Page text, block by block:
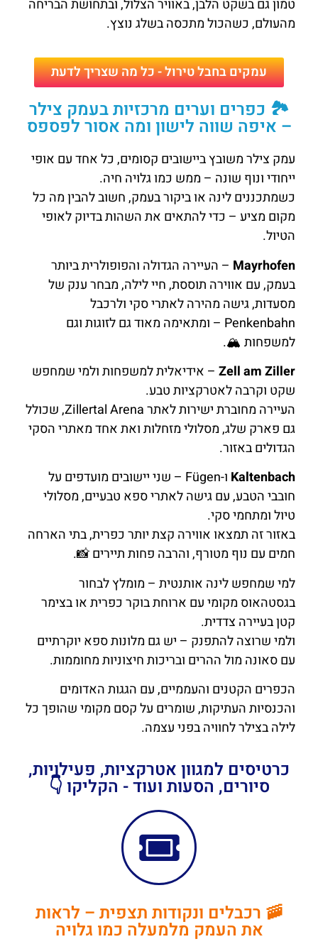
טמון גם בשקט הלבן, באוויר הצלול, ובתחושת הבריחה
מהעולם, כשהכול מתכסה בשלג נוצץ.
עמקים בחבל טירול - כל מה שצריך לדעת
🏞️ כפרים וערים מרכזיות בעמק צילר
– איפה שווה לישון ומה אסור לפספס
עמק צילר משובץ ביישובים קסומים, כל אחד עם אופי
ייחודי ונוף שונה – ממש כמו גלויה חיה.
כשמתכננים לינה או ביקור בעמק, חשוב להבין מה כל
מקום מציע – כדי להתאים את השהות בדיוק לאופי
הטיול.
Mayrhofen – העיירה הגדולה והפופולרית ביותר
בעמק, עם אווירה תוססת, חיי לילה, מבחר ענק של
מסעדות, גישה מהירה לאתרי סקי ולרכבל
Penkenbahn – ומתאימה מאוד גם לזוגות וגם
למשפחות 🏔️.
Zell am Ziller – אידיאלית למשפחות ולמי שמחפש
שקט וקרבה לאטרקציות טבע.
העיירה מחוברת ישירות לאתר Zillertal Arena, שכולל
גם פארק שלג, מסלולי מזחלות ואת אחד מאתרי הסקי
הגדולים באזור.
Kaltenbach
ו-Fügen – שני יישובים מועדפים על
חובבי הטבע, עם גישה לאתרי ספא טבעיים, מסלולי
טיול ומתחמי סקי.
באזור זה תמצאו אווירה קצת יותר כפרית, בתי הארחה
חמים עם נוף מטורף, והרבה פחות תיירים 📸.
למי שמחפש לינה אותנטית – מומלץ לבחור
בגסטהאוס מקומי עם ארוחת בוקר כפרית או בצימר
קטן בעיירה צדדית.
ולמי שרוצה להתפנק – יש גם מלונות ספא יוקרתיים
עם סאונה מול ההרים ובריכות חיצוניות מחוממות.
הכפרים הקטנים והעממיים, עם הגגות האדומים
והכנסיות העתיקות, שומרים על קסם מקומי שהופך כל
לילה בצילר לחוויה בפני עצמה.
כרטיסים למגוון אטרקציות, פעילויות,
סיורים, הסעות ועוד - הקליקו 👇
🚠 רכבלים ונקודות תצפית – לראות
את העמק מלמעלה כמו גלויה